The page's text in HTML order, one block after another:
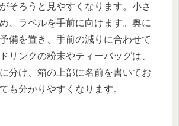
そろうと見やすくなります。小さ
、ラベルを手前に向けます。奥に
備を置き、手前の減りに合わせて
リンクの粉末やティーバッグは、
分け、箱の上部に名前を書いてお
も分かりやすくなります。